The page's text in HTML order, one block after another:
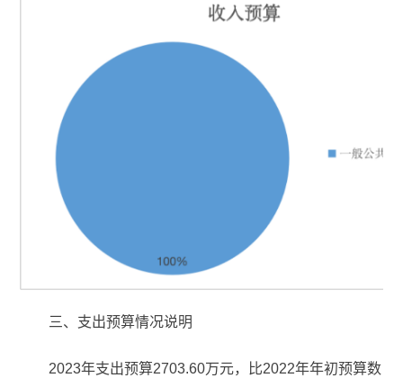
三、支出预算情况说明
2023年支出预算2703.60万元，比2022年年初预算数